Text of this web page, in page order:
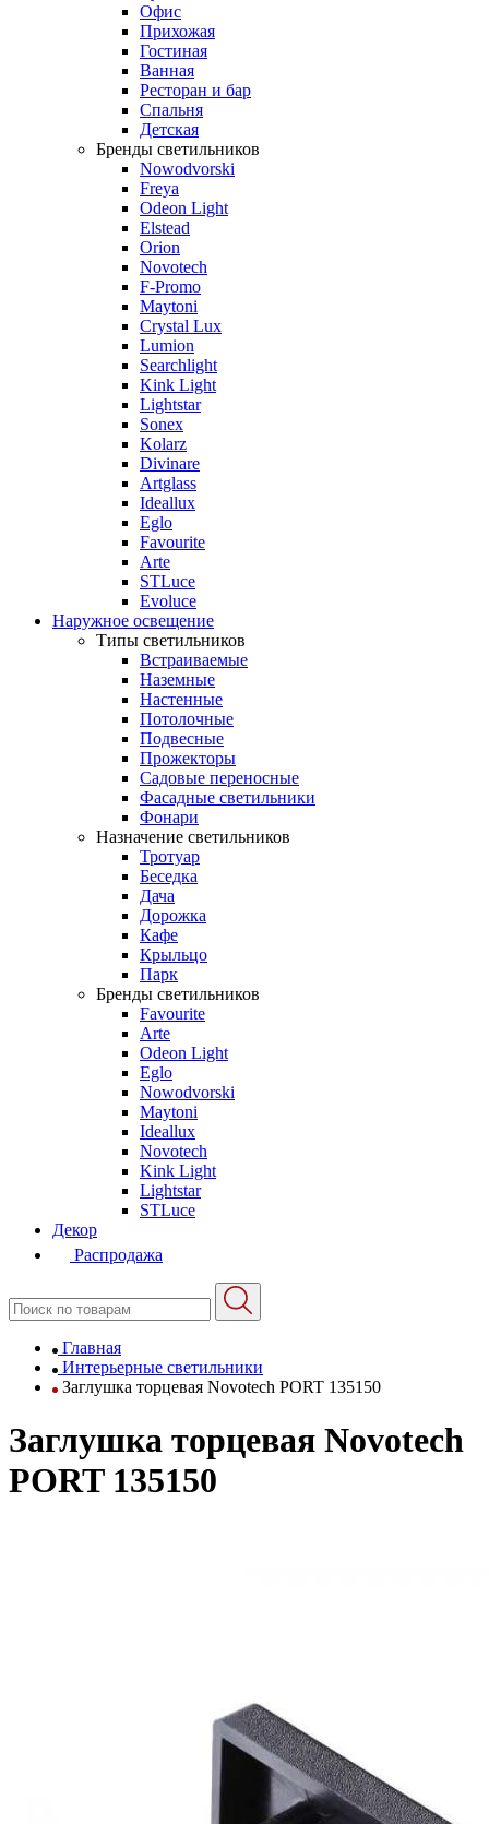
Офис
Прихожая
Гостиная
Ванная
Ресторан и бар
Спальня
Детская
Бренды светильников
Nowodvorski
Freya
Odeon Light
Elstead
Orion
Novotech
F-Promo
Maytoni
Crystal Lux
Lumion
Searchlight
Kink Light
Lightstar
Sonex
Kolarz
Divinare
Artglass
Ideallux
Eglo
Favourite
Arte
STLuce
Evoluce
Наружное освещение
Типы светильников
Встраиваемые
Наземные
Настенные
Потолочные
Подвесные
Прожекторы
Садовые переносные
Фасадные светильники
Фонари
Назначение светильников
Тротуар
Беседка
Дача
Дорожка
Кафе
Крыльцо
Парк
Бренды светильников
Favourite
Arte
Odeon Light
Eglo
Nowodvorski
Maytoni
Ideallux
Novotech
Kink Light
Lightstar
STLuce
Декор
Распродажа
Главная
Интерьерные светильники
Заглушка торцевая Novotech PORT 135150
Заглушка торцевая Novotech
PORT 135150